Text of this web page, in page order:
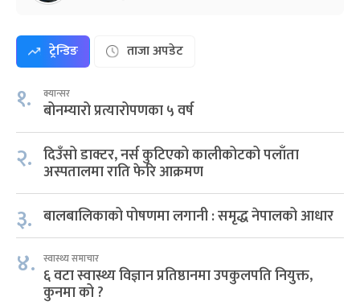
ट्रेन्डिङ ताजा अपडेट
१. क्यान्सर
बोनम्यारो प्रत्यारोपणका ५ वर्ष
२. दिउँसो डाक्टर, नर्स कुटिएको कालीकोटको पलाँता
अस्पतालमा राति फेरि आक्रमण
३. बालबालिकाको पोषणमा लगानी : समृद्ध नेपालको आधार
४. स्वास्थ्य समाचार
६ वटा स्वास्थ्य विज्ञान प्रतिष्ठानमा उपकुलपति नियुक्त,
कुनमा को ?